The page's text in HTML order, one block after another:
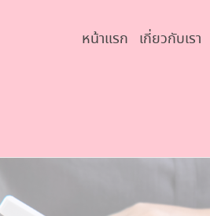
หน้าแรก เกี่ยวกับเรา